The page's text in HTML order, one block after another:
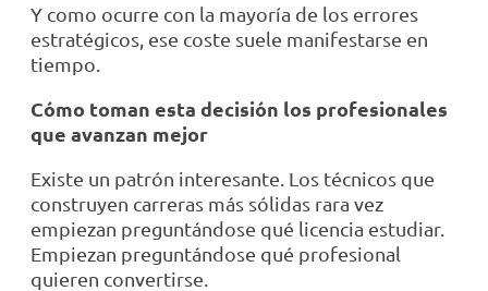
Y como ocurre con la mayoría de los errores
estratégicos, ese coste suele manifestarse en
tiempo.
Cómo toman esta decisión los profesionales
que avanzan mejor
Existe un patrón interesante. Los técnicos que
construyen carreras más sólidas rara vez
empiezan preguntándose qué licencia estudiar.
Empiezan preguntándose qué profesional
quieren convertirse.